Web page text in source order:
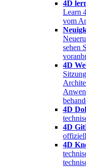
4D
Learn
vom
sehen
4D
4D
4D
4D